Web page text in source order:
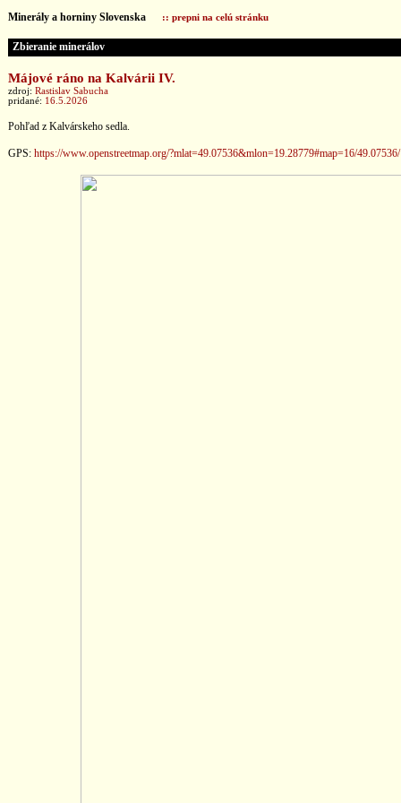
Minerály a horniny Slovenska :: prepni na celú stránku
Zbieranie minerálov
Májové ráno na Kalvárii IV.
zdroj: Rastislav Sabucha
pridané: 16.5.2026
Pohľad z Kalvárskeho sedla.
GPS: https://www.openstreetmap.org/?mlat=49.07536&mlon=19.28779#map=16/